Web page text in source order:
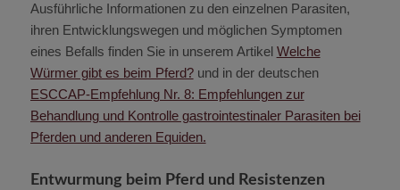
Ausführliche Informationen zu den einzelnen Parasiten,
ihren Entwicklungswegen und möglichen Symptomen
eines Befalls finden Sie in unserem Artikel Welche
Würmer gibt es beim Pferd?und in der deutschen
ESCCAP-Empfehlung Nr. 8: Empfehlungen zur
Behandlung und Kontrolle gastrointestinaler Parasiten bei
Pferden und anderen Equiden.
Entwurmung beim Pferd und Resistenzen